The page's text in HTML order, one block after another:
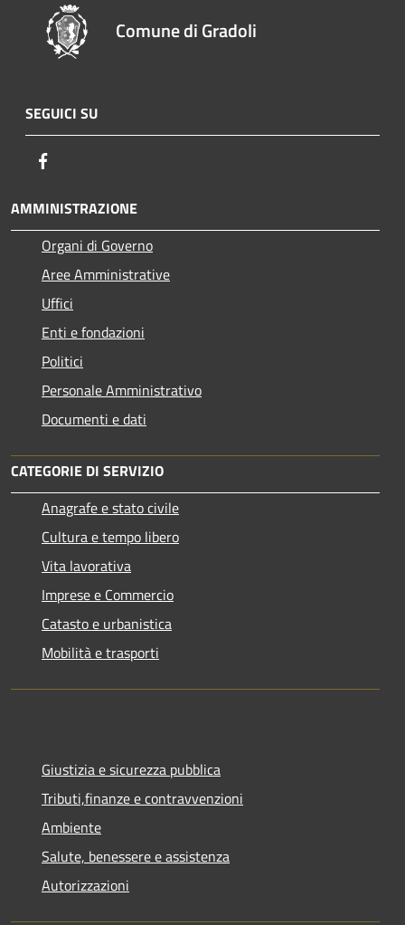
Comune di Gradoli
SEGUICI SU
AMMINISTRAZIONE
Organi di Governo
Aree Amministrative
Uffici
Enti e fondazioni
Politici
Personale Amministrativo
Documenti e dati
CATEGORIE DI SERVIZIO
Anagrafe e stato civile
Cultura e tempo libero
Vita lavorativa
Imprese e Commercio
Catasto e urbanistica
Mobilità e trasporti
Giustizia e sicurezza pubblica
Tributi,finanze e contravvenzioni
Ambiente
Salute, benessere e assistenza
Autorizzazioni